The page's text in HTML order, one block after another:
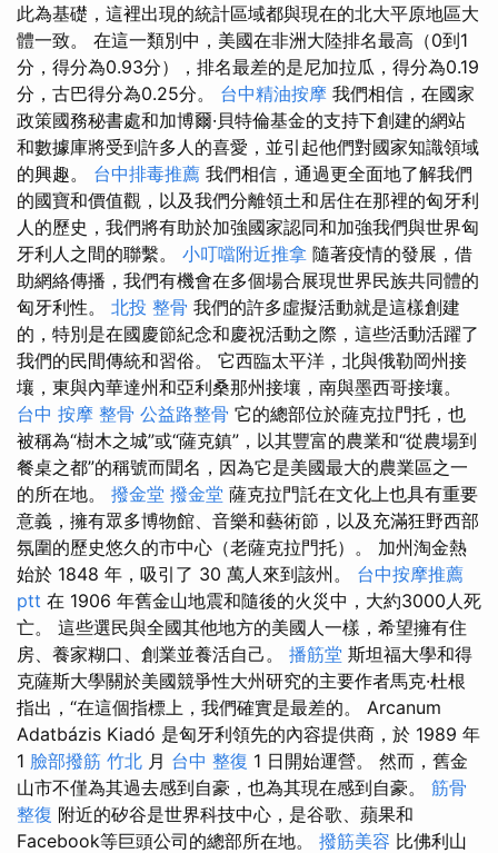
此為基礎，這裡出現的統計區域都與現在的北大平原地區大
體一致。 在這一類別中，美國在非洲大陸排名最高（0到1
分，得分為0.93分），排名最差的是尼加拉瓜，得分為0.19
分，古巴得分為0.25分。 台中精油按摩 我們相信，在國家
政策國務秘書處和加博爾·貝特倫基金的支持下創建的網站
和數據庫將受到許多人的喜愛，並引起他們對國家知識領域
的興趣。 台中排毒推薦 我們相信，通過更全面地了解我們
的國寶和價值觀，以及我們分離領土和居住在那裡的匈牙利
人的歷史，我們將有助於加強國家認同和加強我們與世界匈
牙利人之間的聯繫。 小叮噹附近推拿 隨著疫情的發展，借
助網絡傳播，我們有機會在多個場合展現世界民族共同體的
匈牙利性。 北投 整骨 我們的許多虛擬活動就是這樣創建
的，特別是在國慶節紀念和慶祝活動之際，這些活動活躍了
我們的民間傳統和習俗。 它西臨太平洋，北與俄勒岡州接
壤，東與內華達州和亞利桑那州接壤，南與墨西哥接壤。
台中 按摩 整骨 公益路整骨 它的總部位於薩克拉門托，也
被稱為“樹木之城”或“薩克鎮”，以其豐富的農業和“從農場到
餐桌之都”的稱號而聞名，因為它是美國最大的農業區之一
的所在地。 撥金堂 撥金堂 薩克拉門託在文化上也具有重要
意義，擁有眾多博物館、音樂和藝術節，以及充滿狂野西部
氛圍的歷史悠久的市中心（老薩克拉門托）。 加州淘金熱
始於 1848 年，吸引了 30 萬人來到該州。 台中按摩推薦
ptt 在 1906 年舊金山地震和隨後的火災中，大約3000人死
亡。 這些選民與全國其他地方的美國人一樣，希望擁有住
房、養家糊口、創業並養活自己。 播筋堂 斯坦福大學和得
克薩斯大學關於美國競爭性大州研究的主要作者馬克·杜根
指出，“在這個指標上，我們確實是最差的。 Arcanum
Adatbázis Kiadó 是匈牙利領先的內容提供商，於 1989 年
1 臉部撥筋 竹北 月 台中 整復 1 日開始運營。 然而，舊金
山市不僅為其過去感到自豪，也為其現在感到自豪。 筋骨
整復 附近的矽谷是世界科技中心，是谷歌、蘋果和
Facebook等巨頭公司的總部所在地。 撥筋美容 比佛利山